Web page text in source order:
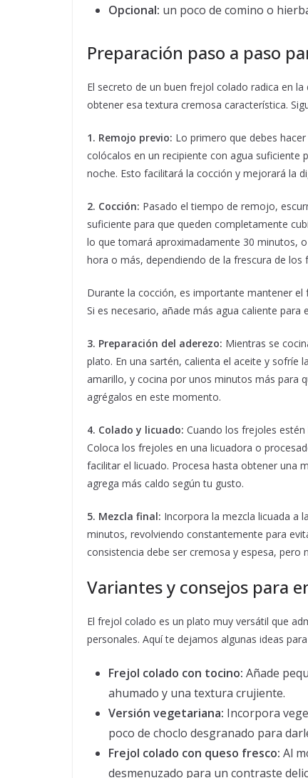
Opcional: un poco de comino o
Preparación paso a paso
El secreto de un buen frejol colado radica en
obtener esa textura cremosa característica.
1. Remojo previo: Lo primero que debes
colócalos en un recipiente con agua
noche. Esto facilitará la cocción y mejorará la
2. Cocción: Pasado el tiempo de remojo,
suficiente para que queden completamente
lo que tomará aproximadamente 30 minutos,
hora o más, dependiendo de la frescura de los
Durante la cocción, es importante mantener
Si es necesario, añade más agua caliente
3. Preparación del aderezo: Mientras se
plato. En una sartén, calienta el aceite y sofríe
amarillo, y cocina por unos minutos más para
agrégalos en este momento.
4. Colado y licuado: Cuando los frejoles
Coloca los frejoles en una licuadora o
facilitar el licuado. Procesa hasta obtener una
agrega más caldo según tu gusto.
5. Mezcla final: Incorpora la mezcla licuada a
minutos, revolviendo constantemente para
consistencia debe ser cremosa y espesa, pero
Variantes y consejos para
El frejol colado es un plato muy versátil que
personales. Aquí te dejamos algunas ideas
Frejol colado con tocino: Añade
ahumado y una textura crujiente.
Versión vegetariana: Incorpora
poco de choclo desgranado para
Frejol colado con queso fresco: Al
desmenuzado para un contraste